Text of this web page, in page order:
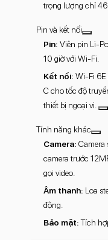
trọng lượng chỉ
Pin và kết nối
Pin: Viên pin Li-
10 giờ với Wi-Fi.
Kết nối: Wi-Fi 6E
C cho tốc độ
thiết bị ngoại vi.
Tính năng khác
Camera: Camera
camera trước
gọi video.
Âm thanh: Loa
động.
Bảo mật:Tích